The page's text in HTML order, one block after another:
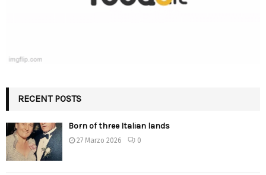
RECENT POSTS
Born of three Italian lands
27 Marzo 2026 0